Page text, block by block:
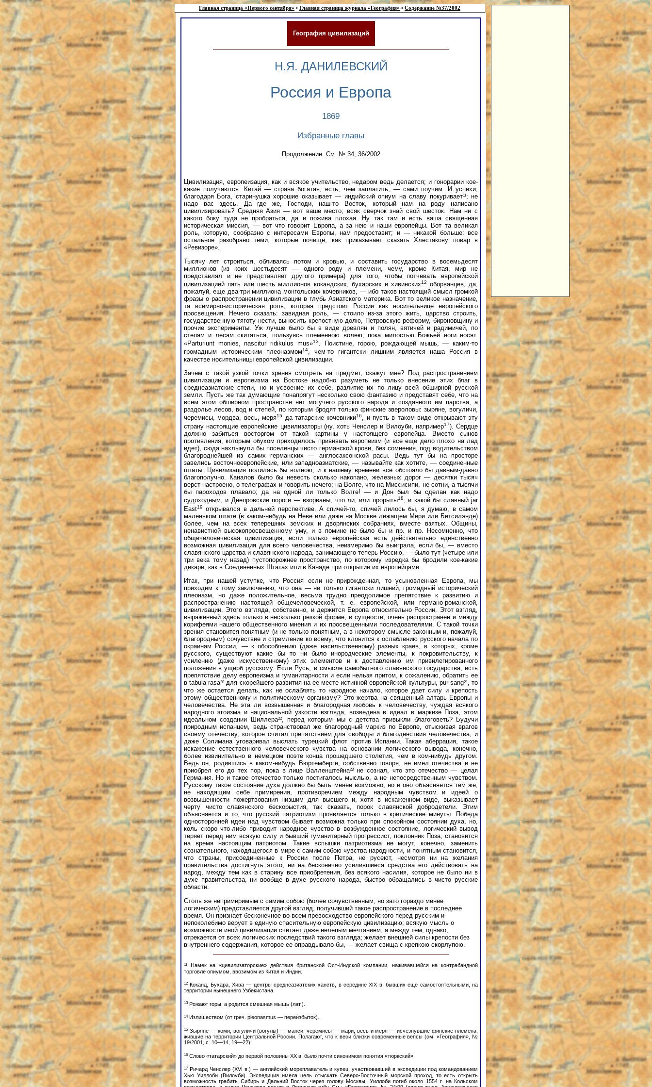
Главная страница «Первого сентября» • Главная страница журнала «География» • Содержание №37/2002
География цивилизаций
Н.Я. ДАНИЛЕВСКИЙ
Россия и Европа
1869
Избранные главы
Продолжение. См. № 34, 36/2002
Цивилизация, европеизация, как и всякое учительство, недаром ведь делается; и гонорарии кое-
какие получаются. Китай — страна богатая, есть, чем заплатить, — сами поучим. И успехи,
благодаря Бога, старинушка хорошие оказывает — индийский опиум на славу покуривает11; не
надо вас здесь. Да где же, Господи, наш-то Восток, который нам на роду написано
цивилизировать? Средняя Азия — вот ваше место; всяк сверчок знай свой шесток. Нам ни с
какого боку туда не пробраться, да и пожива плохая. Ну так там и есть ваша священная
историческая миссия, — вот что говорит Европа, а за нею и наши европейцы. Вот та великая
роль, которую, сообразно с интересами Европы, нам предоставит; и — никакой больше: все
остальное разобрано теми, которые почище, как приказывает сказать Хлестакову повар в
«Ревизоре».
Тысячу лет строиться, обливаясь потом и кровью, и составить государство в восемьдесят
миллионов (из коих шестьдесят — одного роду и племени, чему, кроме Китая, мир не
представлял и не представляет другого примера) для того, чтобы потчевать европейской
цивилизацией пять или шесть миллионов кокандских, бухарских и хивинских12
оборванцев, да,
пожалуй, еще два-три миллиона монгольских кочевников, — ибо таков настоящий смысл громкой
фразы о распространении цивилизации в глубь Азиатского материка. Вот то великое назначение,
та всемирно-историческая роль, которая предстоит России как носительнице европейского
просвещения. Нечего сказать: завидная роль, — стоило из-за этого жить, царство строить,
государственную тяготу нести, выносить крепостную долю, Петровскую реформу, бироновщину и
прочие эксперименты. Уж лучше было бы в виде древлян и полян, вятичей и радимичей, по
степям и лесам скитаться, пользуясь племенною волею, пока милостью Божьей ноги носят.
«Parturiunt monies, nascitur ridikulus mus»13. Поистине, горою, рождающей мышь, — каким-то
громадным историческим плеоназмом14, чем-то гигантски лишним является наша Россия в
качестве носительницы европейской цивилизации.
Зачем с такой узкой точки зрения смотреть на предмет, скажут мне? Под распространением
цивилизации и европеизма на Востоке надобно разуметь не только внесение этих благ в
среднеазиатские степи, но и усвоение их себе, разлитие их по лицу всей обширной русской
земли. Пусть же так думающие понапрягут несколько свою фантазию и представят себе, что на
всем этом обширном пространстве нет могучего русского народа и созданного им царства, а
раздолье лесов, вод и степей, по которым бродят только финские звероловы: зыряне, вогуличи,
черемисы, мордва, весь, меря15 да татарские кочевники16, и пусть в таком виде открывают эту
страну настоящие европейские цивилизаторы (ну, хоть Ченслер и Вилоуби, например17). Сердце
должно забиться восторгом от такой картины у настоящего европейца. Вместо сынов
противления, которым обухом приходилось прививать европеизм (и все еще дело плохо на лад
идет), сюда нахлынули бы поселенцы чисто германской крови, без сомнения, под водительством
благороднейшей из самих германских — англосаксонской расы. Ведь тут бы на просторе
завелись восточноевропейские, или западноазиатские, — называйте как хотите, — соединенные
штаты. Цивилизация полилась бы волною, и к нашему времени все обстояло бы давным-давно
благополучно. Каналов было бы невесть сколько накопано, железных дорог — десятки тысяч
верст настроено, о телеграфах и говорить нечего; на Волге, что на Миссисипи, не сотни, а тысячи
бы пароходов плавало; да на одной ли только Волге! — и Дон был бы сделан как надо
судоходным, и Днепровские пороги — взорваны, что ли, или прорыты18; и какой бы славный jar
East19
открывался в дальней перспективе. А спичей-то, спичей лилось бы, я думаю, в самом
маленьком штате (в каком-нибудь на Неве или даже на Москве лежащем Мери или Бетсилэнде)
более, чем на всех теперешних земских и дворянских собраниях, вместе взятых. Общины,
ненавистной высокопросвещенному уму, и в помине не было бы и пр. и пр. Несомненно, что
общечеловеческая цивилизация, если только европейская есть действительно единственно
возможная цивилизация для всего человечества, неизмеримо бы выиграла, если бы, — вместо
славянского царства и славянского народа, занимающего теперь Россию, — было тут (четыре или
три века тому назад) пустопорожнее пространство, по которому изредка бы бродили кое-какие
дикари, как в Соединенных Штатах или в Канаде при открытии их европейцами.
Итак, при нашей уступке, что Россия если не прирожденная, то усыновленная Европа, мы
приходим к тому заключению, что она — не только гигантски лишний, громадный исторический
плеоназм, но даже положительное, весьма трудно преодолимое препятствие к развитию и
распространению настоящей общечеловеческой, т. е. европейской, или германо-романской,
цивилизации. Этого взгляда, собственно, и держится Европа относительно России. Этот взгляд,
выраженный здесь только в несколько резкой форме, в сущности, очень распространен и между
корифеями нашего общественного мнения и их просвещенными последователями. С такой точки
зрения становится понятным (и не только понятным, а в некотором смысле законным и, пожалуй,
благородным) сочувствие и стремление ко всему, что клонится к ослаблению русского начала по
окраинам России, — к обособлению (даже насильственному) разных краев, в которых, кроме
русского, существуют какие бы то ни было инородческие элементы, к покровительству, к
усилению (даже искусственному) этих элементов и к доставлению им привилегированного
положения в ущерб русскому. Если Русь, в смысле самобытного славянского государства, есть
препятствие делу европеизма и гуманитарности и если нельзя притом, к сожалению, обратить ее
в tabula rasa20для скорейшего развития на ее месте истинной европейской культуры, pur sang21, то
что же остается делать, как не ослаблять то народное начало, которое дает силу и крепость
этому общественному и политическому организму? Это жертва на священный алтарь Европы и
человечества. Не эта ли возвышенная и благородная любовь к человечеству, чуждая всякого
народного эгоизма и национальной узкости взгляда, возведена в идеал в маркизе Поза, этом
идеальном создании Шиллера22, перед которым мы с детства привыкли благоговеть? Будучи
природным испанцем, ведь странствовал же благородный маркиз по Европе, отыскивая врагов
своему отечеству, которое считал препятствием для свободы и благоденствия человечества, и
даже Солимана уговаривал выслать турецкий флот против Испании. Такая аберрация, такое
искажение естественного человеческого чувства на основании логического вывода, конечно,
более извинительно в немецком поэте конца прошедшего столетия, чем в ком-нибудь другом.
Ведь он, родившись в каком-нибудь Вюртемберге, собственно говоря, не имел отечества и не
приобрел его до тех пор, пока в лице Валленштейна23не сознал, что это отечество — целая
Германия. Но и такое отечество только постигалось мыслью, а не непосредственным чувством.
Русскому такое состояние духа должно бы быть менее возможно, но и оно объясняется тем же,
не находящим себе примирения, противоречием между народным чувством и идеей о
возвышенности пожертвования низшим для высшего и, хотя в искаженном виде, выказывает
черту чисто славянского бескорыстия, так сказать, порок славянской добродетели. Этим
объясняется и то, что русский патриотизм проявляется только в критические минуты. Победа
односторонней идеи над чувством бывает возможна только при спокойном состоянии духа, но,
коль скоро что-либо приводит народное чувство в возбужденное состояние, логический вывод
теряет перед ним всякую силу и бывший гуманитарный прогрессист, поклонник Поза, становится
на время настоящим патриотом. Такие вспышки патриотизма не могут, конечно, заменить
сознательного, находящегося в мире с самим собою чувства народности, и понятным становится,
что страны, присоединенные к России после Петра, не русеют, несмотря ни на желания
правительства достигнуть этого, ни на бесконечно усилившиеся средства его действовать на
народ, между тем как в старину все приобретения, без всякого насилия, которое не было ни в
духе правительства, ни вообще в духе русского народа, быстро обращались в чисто русские
области.
Столь же непримиримым с самим собою (более сочувственным, но зато гораздо менее
логическим) представляется другой взгляд, получивший такое распространение в последнее
время. Он признает бесконечное во всем превосходство европейского перед русским и
непоколебимо верует в единую спасительную европейскую цивилизацию; всякую мысль о
возможности иной цивилизации считает даже нелепым мечтанием, а между тем, однако,
отрекается от всех логических последствий такого взгляда; желает внешней силы крепости без
внутреннего содержания, которое ее оправдывало бы, — желает свища с крепкою скорлупою.
11
Намек на «цивилизаторские» действия британской Ост-Индской компании, наживавшейся на контрабандной
торговле опиумом, ввозимом из Китая и Индии.
12 Коканд, Бухара, Хива — центры среднеазиатских ханств, в середине XIX в. бывших еще самостоятельными, на
территории нынешнего Узбекистана.
13 Рожают горы, а родится смешная мышь (лат.).
14Излишеством (от греч. pleonasmus — переизбыток).
15 Зыряне — коми, вогуличи (вогулы) — манси, черемисы — мари; весь и меря — исчезнувшие финские племена,
жившие на территории Центральной России. Полагают, что к веси близки современные вепсы (см. «География», №
19/2001, с. 10—14, 19—22).
16 Слово «татарский» до первой половины XX в. было почти синонимом понятия «тюркский».
17 Ричард Ченслер (XVI в.) — английский мореплаватель и купец, участвовавший в экспедиции под командованием
Хью Уиллоби (Вилоуби). Экспедиция имела цель отыскать Северо-Восточный морской проход, то есть открыть
возможность грабить Сибирь и Дальний Восток через голову Москвы. Уиллоби погиб около 1554 г. на Кольском